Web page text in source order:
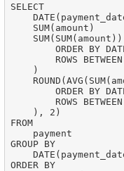
SELECT
SUM(amount)
SUM(SUM(amount))
ORDER BY
ROWS
)
ORDER BY
ROWS
), 2)
FROM
    payment
GROUP BY
ORDER BY